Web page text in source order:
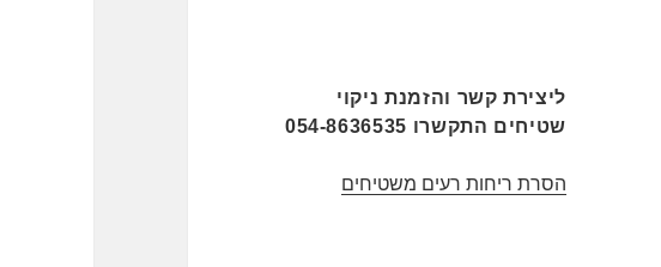
ליצירת קשר והזמנת ניקוי
שטיחים התקשרו 054-8636535
הסרת ריחות רעים משטיחים